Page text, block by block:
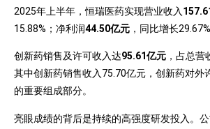
2025年上半年，恒瑞医药实现营业收入
15.88%；净利润44.50亿元 ，同比增长29.67%
创新药销售及许可收入达95.61亿元 ，占总营
其中创新药销售收入75.70亿元，创新药对外
的重要组成部分。
亮眼成绩的背后是持续的高强度研发投入。